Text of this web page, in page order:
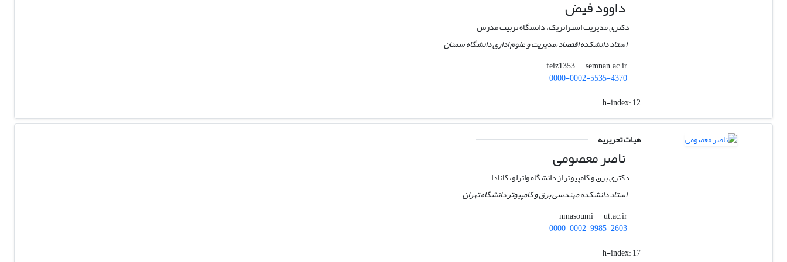
داوود فیض
دکتری مدیریت استراتژیک، دانشگاه تربیت مدرس
استاد دانشکده اقتصاد،مدیریت و علوم اداری دانشگاه سمنان
feiz1353
semnan.ac.ir
0000-0002-5535-4370
h-index:12
هیات تحریریه
ناصر معصومی
دکتری برق و کامپیوتر از دانشگاه واترلو، کانادا
استاد دانشکده مهندسی برق و کامپیوتر دانشگاه تهران
nmasoumi
ut.ac.ir
0000-0002-9985-2603
h-index:17